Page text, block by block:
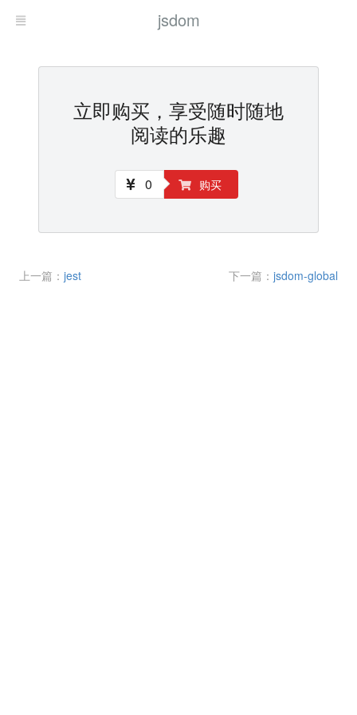
jsdom
立即购买，享受随时随地
阅读的乐趣
0 购买
上一篇： jest 下一篇： jsdom-global